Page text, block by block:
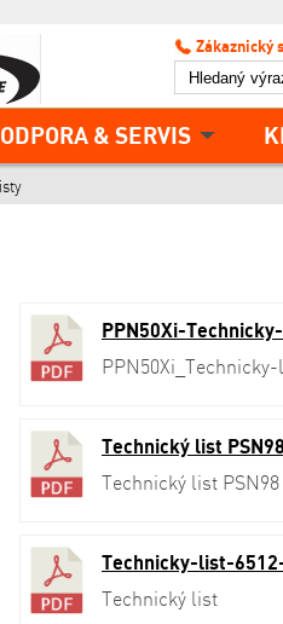
& SERVIS
Zákaznický
PPN50Xi-
PPN50Xi_Technicky-
Technický list
Technický list PSN98
Technicky-list-
Technický list